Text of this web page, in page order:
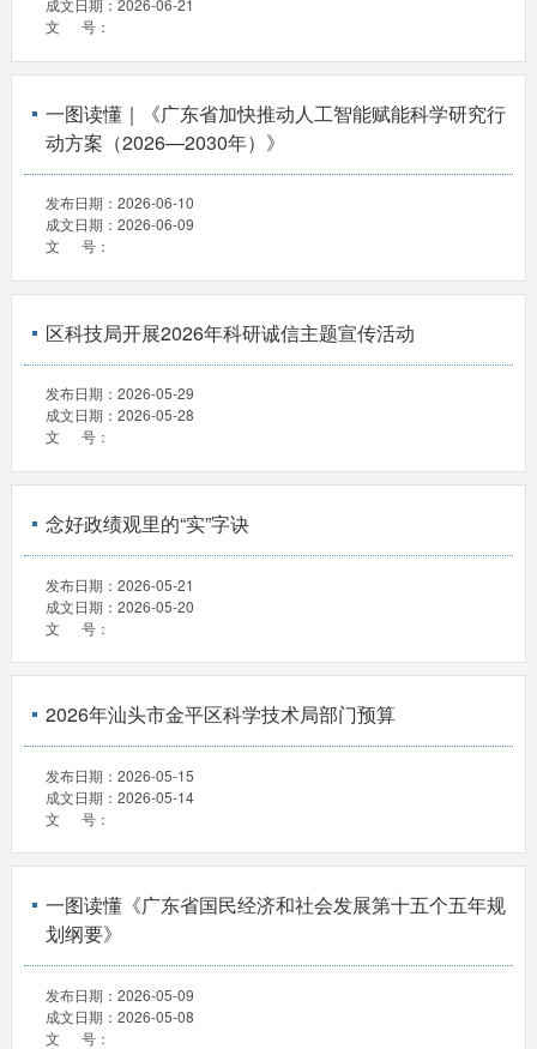
成文日期： 2026-06-21
文 号：
一图读懂｜《广东省加快推动人工智能赋能科学研究行
动方案（2026—2030年）》
发布日期： 2026-06-10
成文日期： 2026-06-09
文 号：
区科技局开展2026年科研诚信主题宣传活动
发布日期： 2026-05-29
成文日期： 2026-05-28
文 号：
念好政绩观里的“实”字诀
发布日期： 2026-05-21
成文日期： 2026-05-20
文 号：
2026年汕头市金平区科学技术局部门预算
发布日期： 2026-05-15
成文日期： 2026-05-14
文 号：
一图读懂《广东省国民经济和社会发展第十五个五年规
划纲要》
发布日期： 2026-05-09
成文日期： 2026-05-08
文 号：